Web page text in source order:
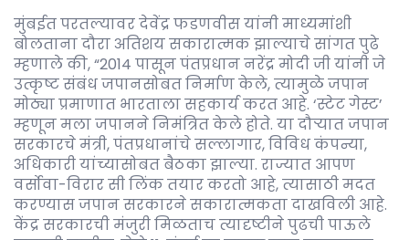
मुंबईत परतल्यावर देवेंद्र फडणवीस यांनी माध्यमांशी
बोलताना दौरा अतिशय सकारात्मक झाल्याचे सांगत पुढे
म्हणाले की, “2014 पासून पंतप्रधान नरेंद्र मोदी जी यांनी जे
उत्कृष्ट संबंध जपानसोबत निर्माण केले, त्यामुळे जपान
मोठ्या प्रमाणात भारताला सहकार्य करत आहे. ‘स्टेट गेस्ट’
म्हणून मला जपानने निमंत्रित केले होते. या दौर्‍यात जपान
सरकारचे मंत्री, पंतप्रधानांचे सल्लागार, विविध कंपन्या,
अधिकारी यांच्यासोबत बैठका झाल्या. राज्यात आपण
वर्सोवा-विरार सी लिंक तयार करतो आहे, त्यासाठी मदत
करण्यास जपान सरकारने सकारात्मकता दाखविली आहे.
केंद्र सरकारची मंजुरी मिळताच त्यादृष्टीने पुढची पाऊले